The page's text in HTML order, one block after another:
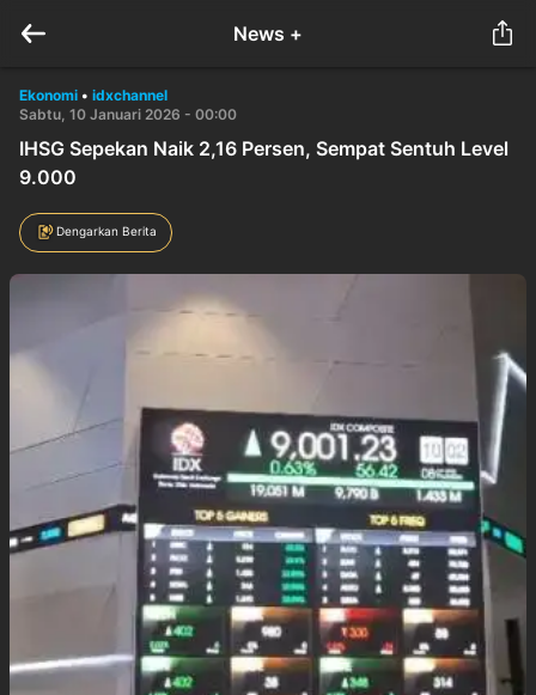
News +
Ekonomi • idxchannel
Sabtu, 10 Januari 2026 - 00:00
IHSG Sepekan Naik 2,16 Persen, Sempat Sentuh Level
9.000
Dengarkan Berita